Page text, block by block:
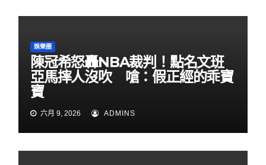
娛樂圈
陳冠希怒轟NBA裁判！點名文班
亞馬摔人沒吹 嗆：假正經的乖寶
寶
六月 9, 2026 ADMINS